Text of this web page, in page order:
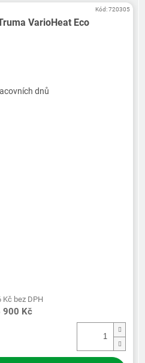
VarioHeat Eco
dnů
Kč bez DPH
900 Kč
Kód:720305